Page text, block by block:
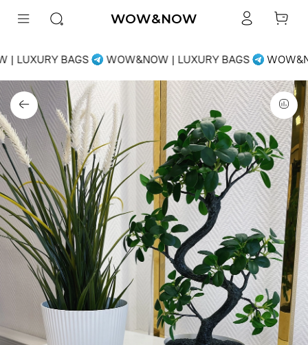
WOW&NOW
| LUXURY BAGS WOW&NOW | LUXURY BAGS